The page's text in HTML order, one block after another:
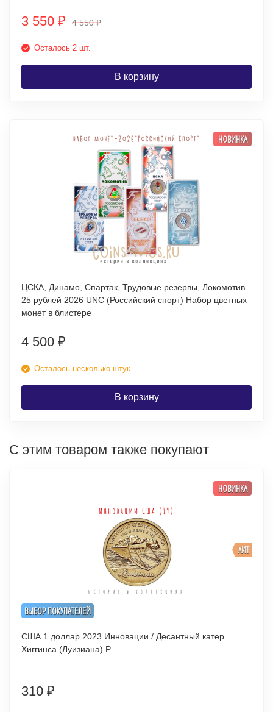
3 550 ₽ 4 550₽
Осталось 2 шт.
В корзину
НОВИНКА
ЦСКА, Динамо, Спартак, Трудовые резервы, Локомотив
25 рублей 2026 UNC (Российский спорт) Набор цветных
монет в блистере
4 500 ₽
Осталось несколько штук
В корзину
С этим товаром также покупают
ВЫБОР ПОКУПАТЕЛЕЙ
ХИТ
НОВИНКА
США 1 доллар 2023 Инновации / Десантный катер
Хиггинса (Луизиана) P
310 ₽